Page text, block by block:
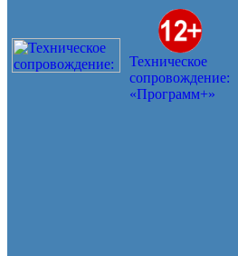
Техническое
сопровождение:
«Программ+»